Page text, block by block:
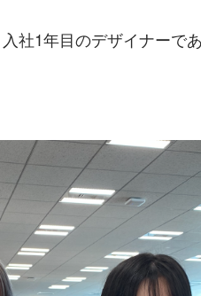
社1年目のデザイナーで